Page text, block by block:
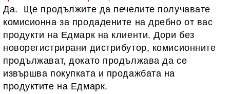
Дa. Ще продължите да печелите получавате
комисионна за продадените на дребно от вас
продукти на Едмарк на клиенти. Дори без
новорегистрирани дистрибутор, комисионните
продължават, докато продължава да се
извършва покупката и продажбата на
продуктите на Едмарк.